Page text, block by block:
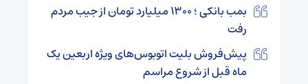
بمب بانکی ؛ ۱۳۰۰ میلیارد تومان از جیب مردم
رفت
پیش‌فروش بلیت اتوبوس‌های ویژه اربعین یک
ماه قبل از شروع مراسم